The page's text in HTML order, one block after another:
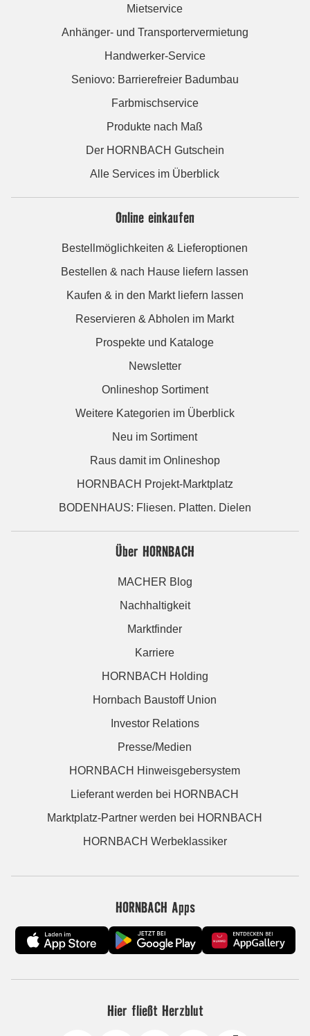
Mietservice
Anhänger- und Transportervermietung
Handwerker-Service
Seniovo: Barrierefreier Badumbau
Farbmischservice
Produkte nach Maß
Der HORNBACH Gutschein
Alle Services im Überblick
Online einkaufen
Bestellmöglichkeiten & Lieferoptionen
Bestellen & nach Hause liefern lassen
Kaufen & in den Markt liefern lassen
Reservieren & Abholen im Markt
Prospekte und Kataloge
Newsletter
Onlineshop Sortiment
Weitere Kategorien im Überblick
Neu im Sortiment
Raus damit im Onlineshop
HORNBACH Projekt-Marktplatz
BODENHAUS: Fliesen. Platten. Dielen
Über HORNBACH
MACHER Blog
Nachhaltigkeit
Marktfinder
Karriere
HORNBACH Holding
Hornbach Baustoff Union
Investor Relations
Presse/Medien
HORNBACH Hinweisgebersystem
Lieferant werden bei HORNBACH
Marktplatz-Partner werden bei HORNBACH
HORNBACH Werbeklassiker
HORNBACH Apps
Hier fließt Herzblut